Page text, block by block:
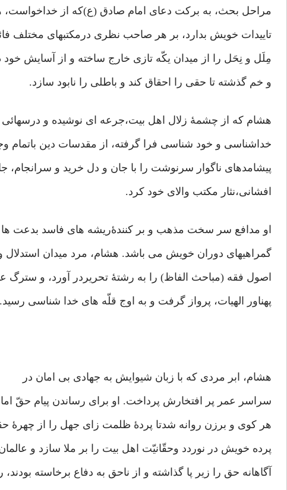
مراحل بحث، به برکت دعای امام صادق (ع)که از خداخواست،
تاییدات خویش بدارد، بر هر صاحب نظری درمکتبهای مختلف
مِلَل و نِحَل را از میدان یکّه تازی خارج ساخته و از آسایش خود
و خم گذشته تا حقی را احقاق کند و باطلی را نابود سازد.
هشام که از چشمۀ زلال اهل بیت،جرعه ای نوشیده و درسهائی
خداشناسی و خود شناسی فرا گرفته، از مقدسات دین باتمام
پیشامدهای ناگوار سرنوشت را با جان و دل خرید و سرانجام،
افشانی،نثار مکتب والای خود کرد.
او مدافع سر سخت مذهب و بر کنندۀریشه های فاسد بدعت ها
گمراهیهای دوران خویش می باشد. هشام، مرد میدان
اصول فقه (مباحث الفاظ) را به رشتۀ تحریردر آورد، و سترگ
پهناور الهیات، پرواز گرفت و به اوج قلّه های خدا شناسی رسید.
هشام، ابر مردی که با زبان شیوایش به جهادی بی امان در
سراسر عمر پر افتخارش پرداخت. او برای رساندن پیام حقّ
هر کوی و برزن روانه شدتا پردۀ ظلمت زای جهل را از چهرۀ
پرده خویش در نوردد وحقّانیّت اهل بیت را بر ملا سازد و
آگاهانه حق را زیر پا گذاشته و از ناحق به دفاع برخاسته